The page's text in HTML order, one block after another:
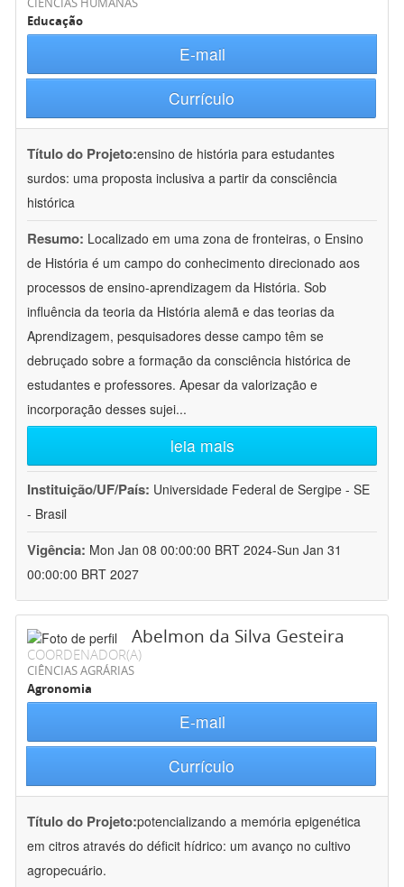
Educação
E-mail
Currículo
Título do Projeto:ensino de história para estudantes
surdos: uma proposta inclusiva a partir da consciência
histórica
Resumo: Localizado em uma zona de fronteiras, o Ensino
de História é um campo do conhecimento direcionado aos
processos de ensino-aprendizagem da História. Sob
influência da teoria da História alemã e das teorias da
Aprendizagem, pesquisadores desse campo têm se
debruçado sobre a formação da consciência histórica de
estudantes e professores. Apesar da valorização e
incorporação desses sujei...
leia mais
Instituição/UF/País: Universidade Federal de Sergipe - SE
- Brasil
Vigência: Mon Jan 08 00:00:00 BRT 2024-Sun Jan 31
00:00:00 BRT 2027
Abelmon da Silva Gesteira
COORDENADOR(A)
CIÊNCIAS AGRÁRIAS
Agronomia
E-mail
Currículo
Título do Projeto:potencializando a memória epigenética
em citros através do déficit hídrico: um avanço no cultivo
agropecuário.